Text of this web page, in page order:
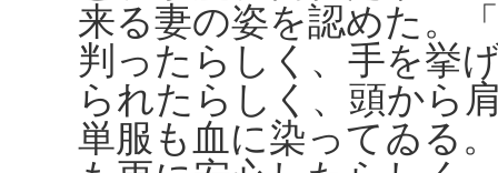
来る妻の姿を認めた。
判ったらしく、手を挙
られたらしく、頭から
単服も血に染ってゐる